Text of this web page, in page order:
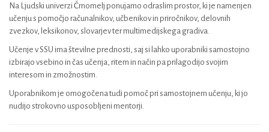
Na Ljudski univerzi Črnomelj ponujamo odraslim prostor, ki je namenjen
učenju s pomočjo računalnikov, učbenikov in priročnikov, delovnih
zvezkov, leksikonov, slovarjev ter multimedijskega gradiva.
Učenje v SSU ima številne prednosti, saj si lahko uporabniki samostojno
izbirajo vsebino in čas učenja, ritem in način pa prilagodijo svojim
interesom in zmožnostim.
Uporabnikom je omogočena tudi pomoč pri samostojnem učenju, ki jo
nudijo strokovno usposobljeni mentorji.